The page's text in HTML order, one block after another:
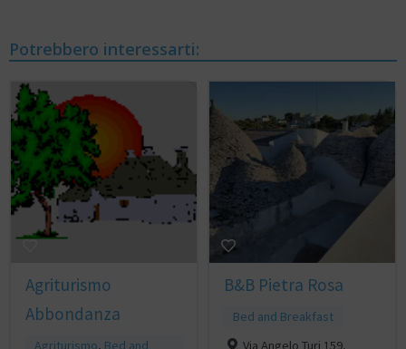
Potrebbero interessarti:
Agriturismo
Abbondanza
Agriturismo, Bed and
B&B Pietra Rosa
Bed and Breakfast
Via Angelo Turi 159,